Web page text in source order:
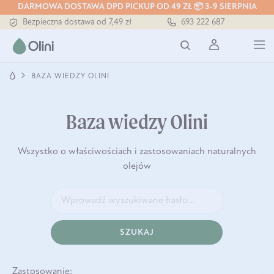
DARMOWA DOSTAWA DPD PICKUP OD 49 ZŁ 📦 3-9 SIERPNIA
Bezpieczna dostawa od 7,49 zł
Darmowa dostawa od 199 zł
Tłoczony zawsze na zimno
693 222 687
BAZA WIEDZY OLINI
Baza wiedzy Olini
Wszystko o właściwościach i zastosowaniach naturalnych
olejów
SZUKAJ
Zastosowanie: